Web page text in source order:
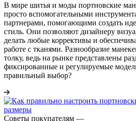
В мире шитья и моды портновские
просто вспомогательными
партнерами, помогающими создать
стиль. Они позволяют дизайнеру
делать любые коррективы и
работе с тканями. Разнообразие
толку, ведь на рынке представлены
фиксированные и регулируемые
правильный выбор?
Советы покупателям —